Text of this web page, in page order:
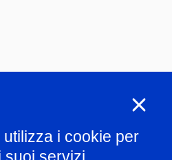
i cookie per
18.00